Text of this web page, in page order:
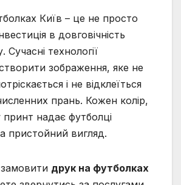
Київ – це не просто
в довговічність
Сучасні технології
зображення, яке не
і не відклеїться
прань. Кожен колір,
принт надає футболці
пристойний вигляд.
друк на футболках